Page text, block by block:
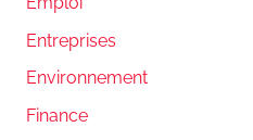
Entreprises
Environnement
Finance